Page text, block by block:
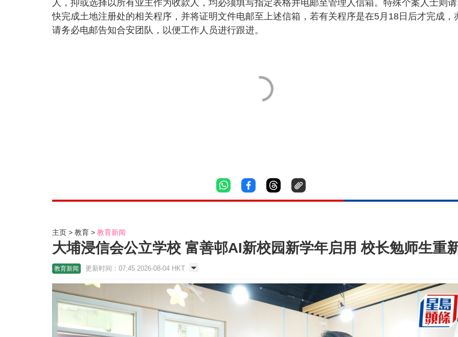
人，抑或选择以所有业主作为收款人，均必须填写指定表格并电邮至管理人信箱。特殊个案人士则
快完成土地注册处的相关程序，并将证明文件电邮至上述信箱，若有关程序是在5月18日后才完成，
请务必电邮告知合安团队，以便工作人员进行跟进。
主页 教育 教育新闻
大埔浸信会公立学校 富善邨AI新校园新学年启用 校长勉师生重
教育新闻 更新时间：07:45 2026-08-04 HKT